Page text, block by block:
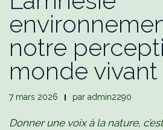
notre
monde vivant
7 mars 2026 par admin2290
Donner une voix à la nature,